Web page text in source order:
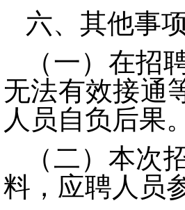
六、其他事
（一） 在招
无法有效接通
人员自负后果。
（二）本次
料，应聘人员